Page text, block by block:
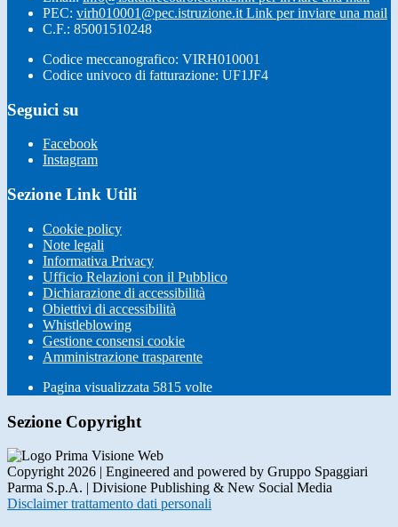
PEC: virh010001@pec.istruzione.it Link per inviare una mail
C.F.: 85001510248
Codice meccanografico: VIRH010001
Codice univoco di fatturazione: UF1JF4
Seguici su
Facebook
Instagram
Sezione Link Utili
Cookie policy
Note legali
Informativa Privacy
Ufficio Relazioni con il Pubblico
Dichiarazione di accessibilità
Obiettivi di accessibilità
Whistleblowing
Gestione consensi cookie
Amministrazione trasparente
Pagina visualizzata 5815 volte
Sezione Copyright
Copyright 2026 | Engineered and powered by Gruppo Spaggiari
Parma S.p.A. | Divisione Publishing & New Social Media
Disclaimer trattamento dati personali